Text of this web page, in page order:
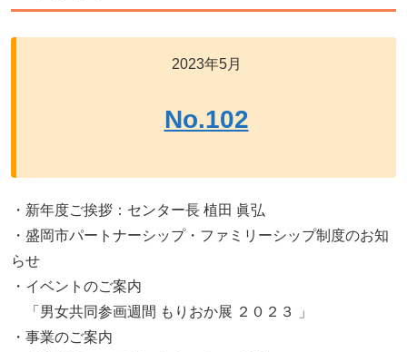
2023年5月
No.102
・新年度ご挨拶：センター長 植田 眞弘
・盛岡市パートナーシップ・ファミリーシップ制度のお知
らせ
・イベントのご案内
「男女共同参画週間 もりおか展 ２０２３ 」
・事業のご案内